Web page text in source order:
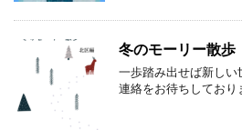
冬のモーリー散
一歩踏み出せば新し
連絡をお待ちしており